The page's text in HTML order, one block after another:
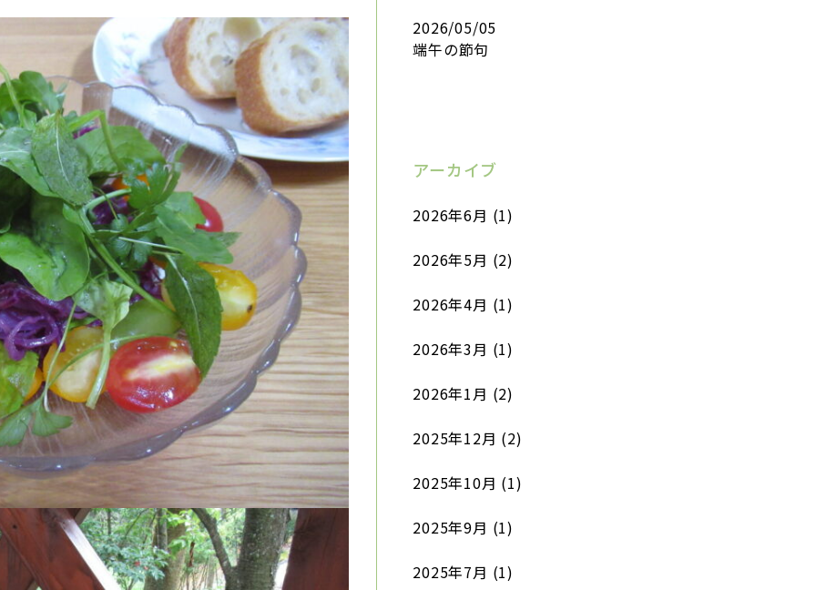
2026/05/05
端午の節句
アーカイブ
2026年6月 (1)
2026年5月 (2)
2026年4月 (1)
2026年3月 (1)
2026年1月 (2)
2025年12月 (2)
2025年10月 (1)
2025年9月 (1)
2025年7月 (1)